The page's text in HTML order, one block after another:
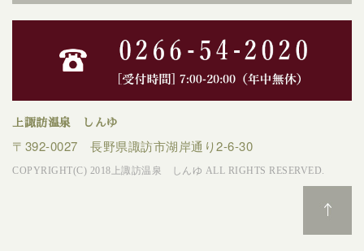
上諏訪温泉 しんゆ
〒392-0027 長野県諏訪市湖岸通り2-6-30
COPYRIGHT(C) 2018上諏訪温泉 しんゆ ALL RIGHTS RESERVED.